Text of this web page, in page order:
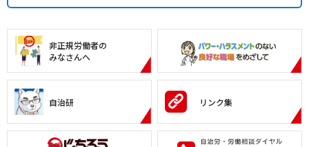
非正規労働者の
みなさんへ
自治研 リンク集